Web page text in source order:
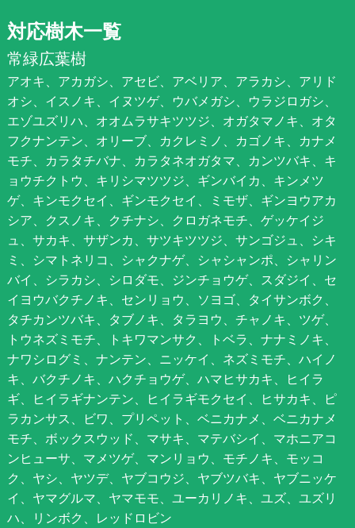
対応樹木一覧
常緑広葉樹
アオキ、アカガシ、アセビ、アベリア、アラカシ、アリド
オシ、イスノキ、イヌツゲ、ウバメガシ、ウラジロガシ、
エゾユズリハ、オオムラサキツツジ、オガタマノキ、オタ
フクナンテン、オリーブ、カクレミノ、カゴノキ、カナメ
モチ、カラタチバナ、カラタネオガタマ、カンツバキ、キ
ョウチクトウ、キリシマツツジ、ギンバイカ、キンメツ
ゲ、キンモクセイ、ギンモクセイ、ミモザ、ギンヨウアカ
シア、クスノキ、クチナシ、クロガネモチ、ゲッケイジ
ュ、サカキ、サザンカ、サツキツツジ、サンゴジュ、シキ
ミ、シマトネリコ、シャクナゲ、シャシャンポ、シャリン
バイ、シラカシ、シロダモ、ジンチョウゲ、スダジイ、セ
イヨウバクチノキ、センリョウ、ソヨゴ、タイサンボク、
タチカンツバキ、タブノキ、タラヨウ、チャノキ、ツゲ、
トウネズミモチ、トキワマンサク、トベラ、ナナミノキ、
ナワシログミ、ナンテン、ニッケイ、ネズミモチ、ハイノ
キ、バクチノキ、ハクチョウゲ、ハマヒサカキ、ヒイラ
ギ、ヒイラギナンテン、ヒイラギモクセイ、ヒサカキ、ピ
ラカンサス、ビワ、プリペット、ベニカナメ、ベニカナメ
モチ、ボックスウッド、マサキ、マテバシイ、マホニアコ
ンヒューサ、マメツゲ、マンリョウ、モチノキ、モッコ
ク、ヤシ、ヤツデ、ヤブコウジ、ヤブツバキ、ヤブニッケ
イ、ヤマグルマ、ヤマモモ、ユーカリノキ、ユズ、ユズリ
ハ、リンボク、レッドロビン